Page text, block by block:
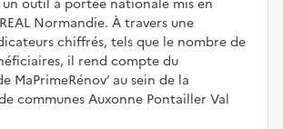
Normandie. À travers une
chiffrés, tels que le nombre de
il rend compte du
MaPrimeRénov’ au sein de la
communes Auxonne Pontailler Val